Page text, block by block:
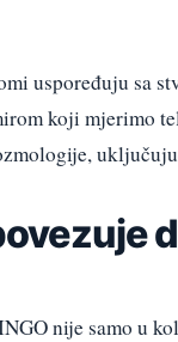
uspoređuju sa
koji mjerimo
nije samo u